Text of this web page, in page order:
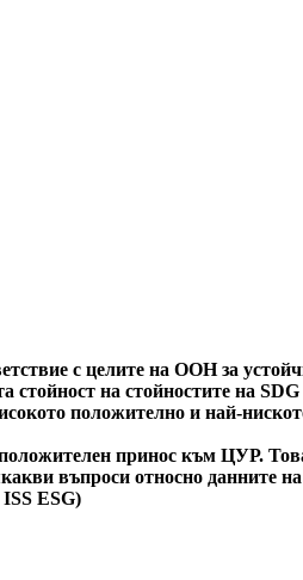
с целите на ООН за
стойност на стойностите на
положително и най-
принос към ЦУР. Това
въпроси относно данните
ESG)